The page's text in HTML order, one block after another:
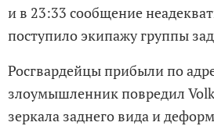
и в 23:33 сообщение
поступило экипажу группы
Росгвардейцы прибыли по
злоумышленник повредил
зеркала заднего вида и